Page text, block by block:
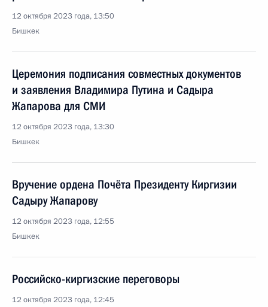
12 октября 2023 года, 13:50
Бишкек
Церемония подписания совместных документов
и заявления Владимира Путина и Садыра
Жапарова для СМИ
12 октября 2023 года, 13:30
Бишкек
Вручение ордена Почёта Президенту Киргизии
Садыру Жапарову
12 октября 2023 года, 12:55
Бишкек
Российско-киргизские переговоры
12 октября 2023 года, 12:45